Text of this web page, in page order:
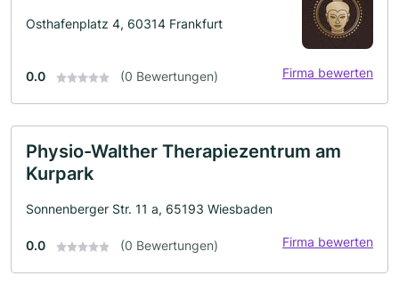
Osthafenplatz 4, 60314 Frankfurt
0.0 (0 Bewertungen) Firma bewerten
Physio-Walther Therapiezentrum am
Kurpark
Sonnenberger Str. 11 a, 65193 Wiesbaden
0.0 (0 Bewertungen) Firma bewerten